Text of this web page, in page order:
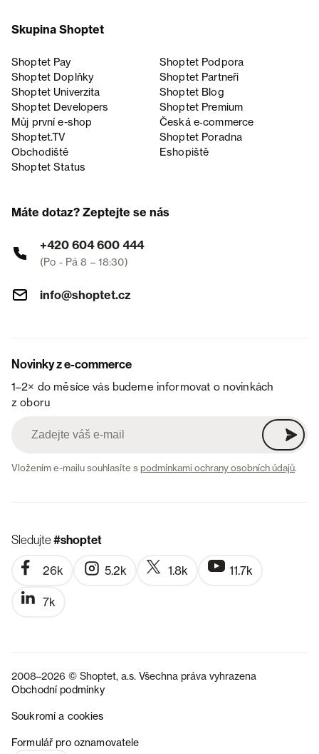
Skupina Shoptet
Shoptet Pay
Shoptet Podpora
Shoptet Doplňky
Shoptet Partneři
Shoptet Univerzita
Shoptet Blog
Shoptet Developers
Shoptet Premium
Můj první e-shop
Česká e‑commerce
Shoptet.TV
Shoptet Poradna
Obchodiště
Eshopiště
Shoptet Status
Máte dotaz? Zeptejte se nás
+420 604 600 444
(Po - Pá 8 – 18:30)
info@shoptet.cz
Novinky z e-commerce
1–2× do měsíce vás budeme informovat o novinkách
z oboru
Vložením e-mailu souhlasíte spodmínkami ochrany osobních údajů.
Sledujte#shoptet
26k 5.2k 1.8k 11.7k
7k
2008–2026 © Shoptet, a.s. Všechna práva vyhrazena
Obchodní podmínky
Soukromí a cookies
Formulář pro oznamovatele